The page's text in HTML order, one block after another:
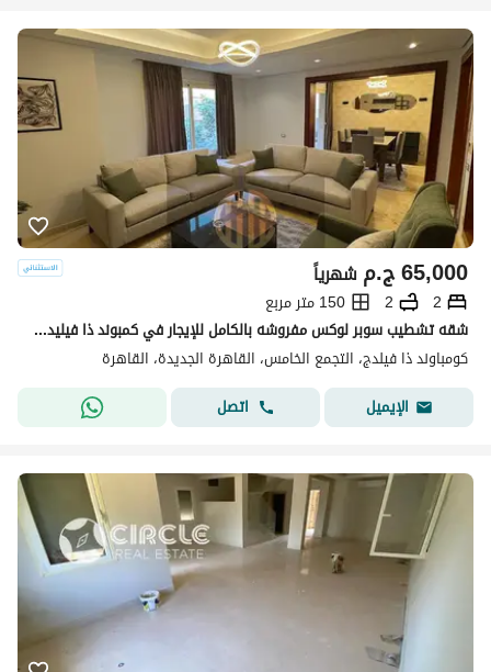
ج.م65,000 شهرياً
2
2
150 متر مربع
شقه تشطيب سوبر لوكس مفروشه بالكامل للإيجار في كمبوند ذا فيليدج في قلب القاهرة الجديدة امام الجامعه الامريكيه قريب للمولات و المطاعم و سوديك و ميفيدا .
كومباوند ذا فيلدج، التجمع الخامس، القاهرة الجديدة، القاهرة
الإيميل
اتصل